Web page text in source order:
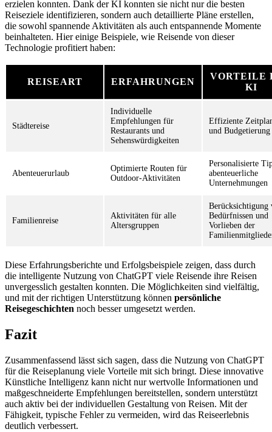
erzielen konnten. Dank der KI konnten sie nicht nur die besten
Reiseziele identifizieren, sondern auch detaillierte Pläne erstellen,
die sowohl spannende Aktivitäten als auch entspannende Momente
beinhalteten. Hier einige Beispiele, wie Reisende von dieser
Technologie profitiert haben:
REISEART ERFAHRUNGEN
VORTEILE
KI
Städtereise
Individuelle
Empfehlungen für
Restaurants und
Sehenswürdigkeiten
Effiziente
und Budgetierung
Abenteuerurlaub
Optimierte Routen für
Outdoor-Aktivitäten
Personalisierte
abenteuerliche
Unternehmungen
Familienreise
Aktivitäten für alle
Altersgruppen
Berücksichtigung
Bedürfnissen und
Vorlieben der
Diese Erfahrungsberichte und Erfolgsbeispiele zeigen, dass durch
die intelligente Nutzung von ChatGPT viele Reisende ihre Reisen
unvergesslich gestalten konnten. Die Möglichkeiten sind vielfältig,
und mit der richtigen Unterstützung können persönliche
Reisegeschichten noch besser umgesetzt werden.
Fazit
Zusammenfassend lässt sich sagen, dass die Nutzung von ChatGPT
für die Reiseplanung viele Vorteile mit sich bringt. Diese innovative
Künstliche Intelligenz kann nicht nur wertvolle Informationen und
maßgeschneiderte Empfehlungen bereitstellen, sondern unterstützt
auch aktiv bei der individuellen Gestaltung von Reisen. Mit der
Fähigkeit, typische Fehler zu vermeiden, wird das Reiseerlebnis
deutlich verbessert.